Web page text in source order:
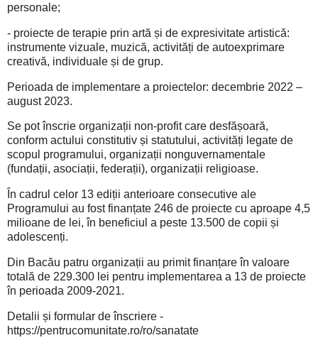
personale;
- proiecte de terapie prin artă și de expresivitate artistică:
instrumente vizuale, muzică, activități de autoexprimare
creativă, individuale și de grup.
Perioada de implementare a proiectelor: decembrie 2022 –
august 2023.
Se pot înscrie organizații non-profit care desfășoară,
conform actului constitutiv și statutului, activități legate de
scopul programului, organizații nonguvernamentale
(fundații, asociații, federații), organizații religioase.
În cadrul celor 13 ediții anterioare consecutive ale
Programului au fost finanțate 246 de proiecte cu aproape 4,5
milioane de lei, în beneficiul a peste 13.500 de copii și
adolescenți.
Din Bacău patru organizații au primit finanțare în valoare
totală de 229.300 lei pentru implementarea a 13 de proiecte
în perioada 2009-2021.
Detalii și formular de înscriere -
https://pentrucomunitate.ro/ro/sanatate